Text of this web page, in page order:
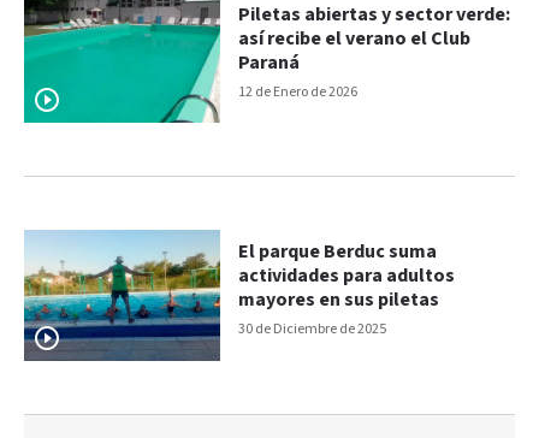
12 de Enero de 2026
Piletas abiertas y sector verde:
así recibe el verano el Club
Paraná
30 de Diciembre de 2025
El parque Berduc suma
actividades para adultos
mayores en sus piletas